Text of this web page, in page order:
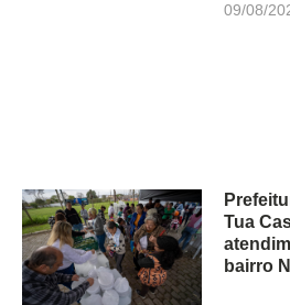
09/08/
Tua
bairro